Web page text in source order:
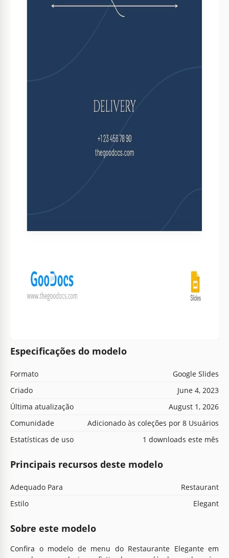
Especificações do modelo
Formato
Google Slides
Criado
June 4, 2023
Última atualização
August 1, 2026
Comunidade
Adicionado às coleções por 8 Usuários
Estatísticas de uso
1 downloads este mês
Principais recursos deste modelo
Adequado Para
Restaurant
Estilo
Elegant
Sobre este modelo
Confira o modelo de menu do Restaurante Elegante em